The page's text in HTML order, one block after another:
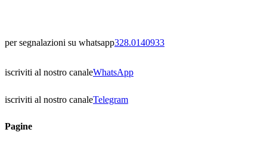
per segnalazioni su whatsapp328.0140933
iscriviti al nostro canaleWhatsApp
iscriviti al nostro canaleTelegram
Pagine